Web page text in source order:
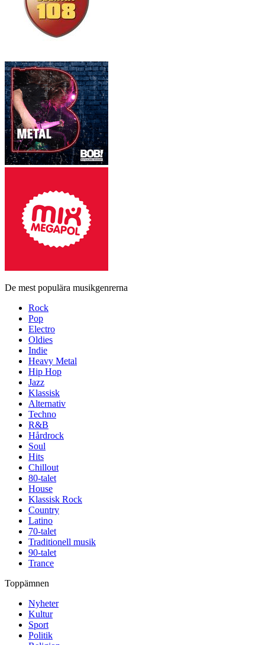
De mest populära musikgenrerna
Rock
Pop
Electro
Oldies
Indie
Heavy Metal
Hip Hop
Jazz
Klassisk
Alternativ
Techno
R&B
Hårdrock
Soul
Hits
Chillout
80-talet
House
Klassisk Rock
Country
Latino
70-talet
Traditionell musik
90-talet
Trance
Toppämnen
Nyheter
Kultur
Sport
Politik